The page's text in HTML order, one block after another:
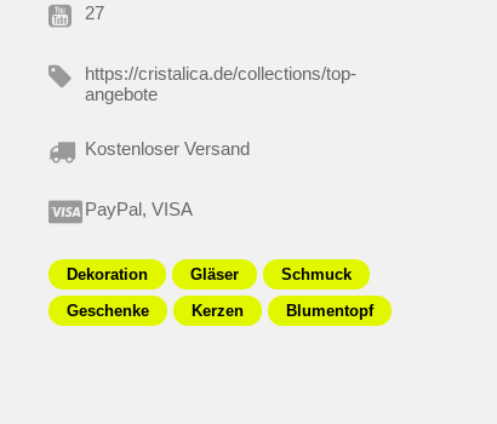
27
https://cristalica.de/collections/top-
angebote
Kostenloser Versand
PayPal, VISA
Dekoration Gläser
Schmuck
Geschenke
Kerzen Blumentopf